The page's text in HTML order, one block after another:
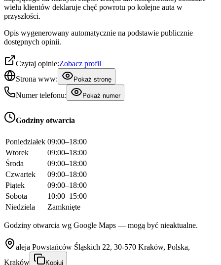
wielu klientów deklaruje chęć powrotu po kolejne auta w
przyszłości.
Opis wygenerowany automatycznie na podstawie publicznie
dostępnych opinii.
Czytaj opinie:Zobacz profil
Strona www:
Pokaż stronę
Numer telefonu: Pokaż numer
Godziny otwarcia
Poniedziałek 09:00–18:00
Wtorek
09:00–18:00
Środa
09:00–18:00
Czwartek
09:00–18:00
Piątek
09:00–18:00
Sobota
10:00–15:00
Niedziela
Zamknięte
Godziny otwarcia wg Google Maps — mogą być nieaktualne.
aleja Powstańców Śląskich 22, 30-570 Kraków, Polska,
Kraków
Kopiuj